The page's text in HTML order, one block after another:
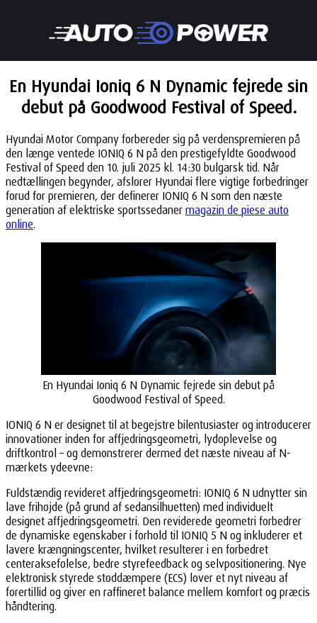
En Hyundai Ioniq 6 N Dynamic fejrede sin
debut på Goodwood Festival of Speed.
Hyundai Motor Company forbereder sig på verdenspremieren på
den længe ventede IONIQ 6 N på den prestigefyldte Goodwood
Festival of Speed den 10. juli 2025 kl. 14:30 bulgarsk tid. Når
nedtællingen begynder, afslører Hyundai flere vigtige forbedringer
forud for premieren, der definerer IONIQ 6 N som den næste
generation af elektriske sportssedaner magazin de piese auto
online.
En Hyundai Ioniq 6 N Dynamic fejrede sin debut på
Goodwood Festival of Speed.
IONIQ 6 N er designet til at begejstre bilentusiaster og introducerer
innovationer inden for affjedringsgeometri, lydoplevelse og
driftkontrol – og demonstrerer dermed det næste niveau af N-
mærkets ydeevne:
Fuldstændig revideret affjedringsgeometri: IONIQ 6 N udnytter sin
lave frihøjde (på grund af sedansilhuetten) med individuelt
designet affjedringsgeometri. Den reviderede geometri forbedrer
de dynamiske egenskaber i forhold til IONIQ 5 N og inkluderer et
lavere krængningscenter, hvilket resulterer i en forbedret
centeraksefølelse, bedre styrefeedback og selvpositionering. Nye
elektronisk styrede støddæmpere (ECS) lover et nyt niveau af
førertillid og giver en raffineret balance mellem komfort og præcis
håndtering.